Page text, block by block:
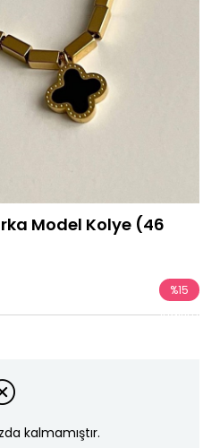
Model Kolye (46
%15
İndirim
kalmamıştır.